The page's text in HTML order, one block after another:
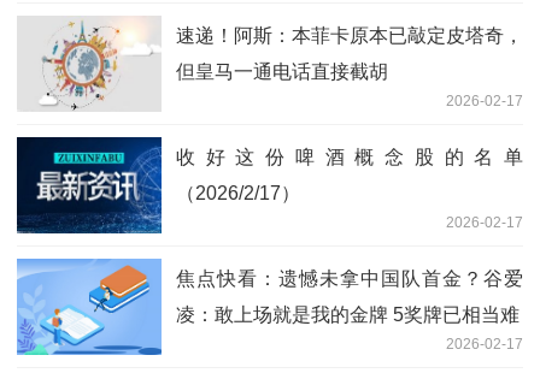
速递！阿斯：本菲卡原本已敲定皮塔奇，
但皇马一通电话直接截胡
2026-02-17
收好这份啤酒概念股的名单
（2026/2/17）
2026-02-17
焦点快看：遗憾未拿中国队首金？谷爱
凌：敢上场就是我的金牌 5奖牌已相当难
2026-02-17